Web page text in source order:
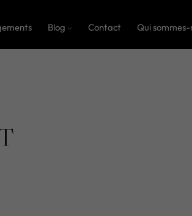
Blog Contact Qui sommes-